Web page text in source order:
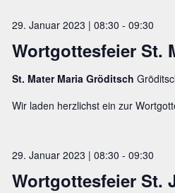
Wortgottesfeier St.
29. Januar 2023 | 08:30 - 09:30
St. Mater Maria Gröditsch
Wir laden herzlichst ein zur
Wortgottesfeier St.
29. Januar 2023 | 08:30 - 09:30